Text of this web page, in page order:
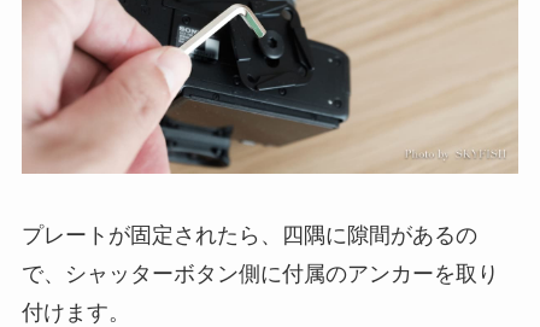
プレートが固定されたら、四隅に隙間があるの
で、シャッターボタン側に付属のアンカーを取り
付けます。